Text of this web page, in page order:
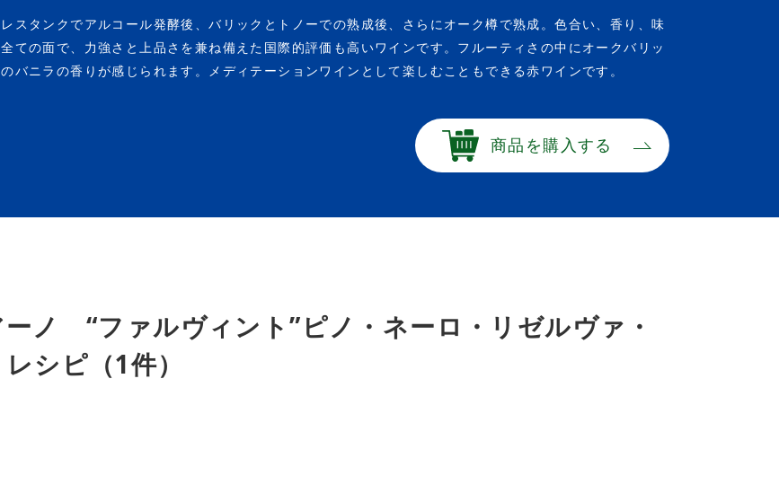
スタンクでアルコール発酵後、バリックとトノーでの熟成後、さらにオーク樽で熟成。色合い、香り、味
ての面で、力強さと上品さを兼ね備えた国際的評価も高いワインです。フルーティさの中にオークバリッ
バニラの香りが感じられます。メディテーションワインとして楽しむこともできる赤ワインです。
商品を購入する
ノ “ファルヴィント”ピノ・ネーロ・リゼルヴァ・
シピ（1件）